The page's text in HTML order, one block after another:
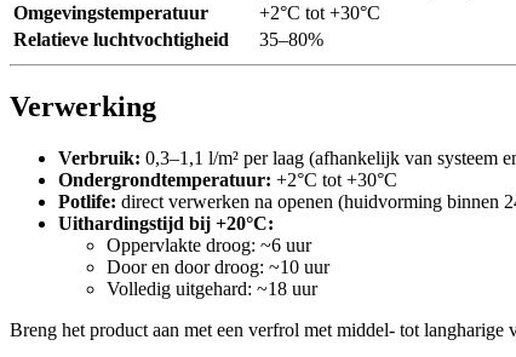
Omgevingstemperatuur
+2°C tot +30°C
Relatieve luchtvochtigheid
35–80%
Verwerking
Verbruik: 0,3–1,1 l/m² per laag (afhankelijk van systeem
Ondergrondtemperatuur: +2°C tot +30°C
Potlife: direct verwerken na openen (huidvorming binnen
Uithardingstijd bij +20°C:
Oppervlakte droog: ~6 uur
Door en door droog: ~10 uur
Volledig uitgehard: ~18 uur
Breng het product aan met een verfrol met middel- tot